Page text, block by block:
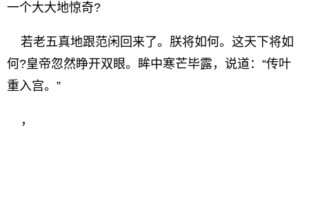
一个大大地惊奇?
若老五真地跟范闲回来了。朕将如何。这天下将如
何?皇帝忽然睁开双眼。眸中寒芒毕露，说道：“传叶
重入宫。”
，